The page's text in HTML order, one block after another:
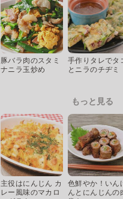
豚バラ肉のスタミ
ナニラ玉炒め
手作りタレでタ
とニラのチヂミ
もっと見る
主役はにんじん カ
レー風味のマカロ
色鮮やか！いん
んとにんじんの